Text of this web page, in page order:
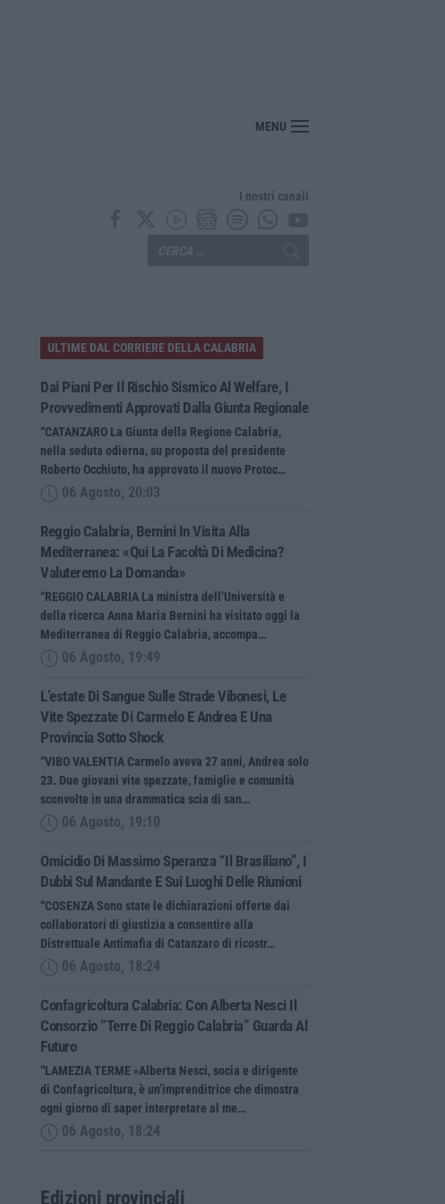
MENU
I nostri canali
ULTIME DAL CORRIERE DELLA CALABRIA
Dai Piani Per Il Rischio Sismico Al Welfare, I
Provvedimenti Approvati Dalla Giunta Regionale
“CATANZARO La Giunta della Regione Calabria,
nella seduta odierna, su proposta del presidente
Roberto Occhiuto, ha approvato il nuovo Protoc…
06 Agosto, 20:03
Reggio Calabria, Bernini In Visita Alla
Mediterranea: «Qui La Facoltà Di Medicina?
Valuteremo La Domanda»
“REGGIO CALABRIA La ministra dell’Università e
della ricerca Anna Maria Bernini ha visitato oggi la
Mediterranea di Reggio Calabria, accompa…
06 Agosto, 19:49
L’estate Di Sangue Sulle Strade Vibonesi, Le
Vite Spezzate Di Carmelo E Andrea E Una
Provincia Sotto Shock
“VIBO VALENTIA Carmelo aveva 27 anni, Andrea solo
23. Due giovani vite spezzate, famiglie e comunità
sconvolte in una drammatica scia di san…
06 Agosto, 19:10
Omicidio Di Massimo Speranza “il Brasiliano”, I
Dubbi Sul Mandante E Sui Luoghi Delle Riunioni
“COSENZA Sono state le dichiarazioni offerte dai
collaboratori di giustizia a consentire alla
Distrettuale Antimafia di Catanzaro di ricostr…
06 Agosto, 18:24
Confagricoltura Calabria: Con Alberta Nesci Il
Consorzio “Terre Di Reggio Calabria” Guarda Al
Futuro
“LAMEZIA TERME «Alberta Nesci, socia e dirigente
di Confagricoltura, è un’imprenditrice che dimostra
ogni giorno di saper interpretare al me…
06 Agosto, 18:24
Edizioni provinciali